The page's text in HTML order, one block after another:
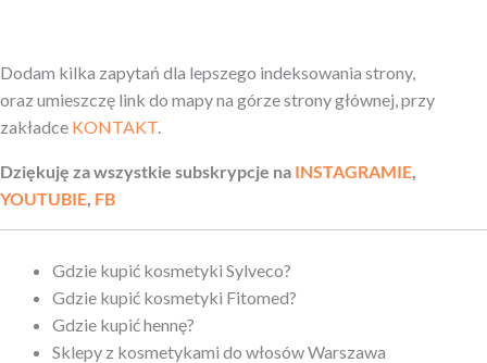
Dodam kilka zapytań dla lepszego indeksowania strony,
oraz umieszczę link do mapy na górze strony głównej, przy
zakładce KONTAKT
Dziękuję za wszystkie subskrypcje na INSTAGRAMIE
YOUTUBIE FB
Gdzie kupić kosmetyki Sylveco?
Gdzie kupić kosmetyki Fitomed?
Gdzie kupić hennę?
Sklepy z kosmetykami do włosów Warszawa